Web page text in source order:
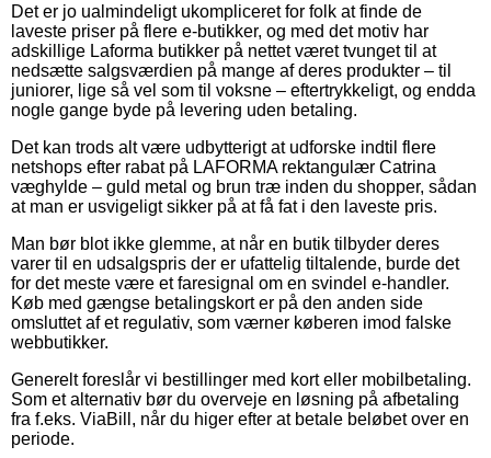
Det er jo ualmindeligt ukompliceret for folk at finde de
laveste priser på flere e-butikker, og med det motiv har
adskillige Laforma butikker på nettet været tvunget til at
nedsætte salgsværdien på mange af deres produkter – til
juniorer, lige så vel som til voksne – eftertrykkeligt, og endda
nogle gange byde på levering uden betaling.
Det kan trods alt være udbytterigt at udforske indtil flere
netshops efter rabat på LAFORMA rektangulær Catrina
væghylde – guld metal og brun træ inden du shopper, sådan
at man er usvigeligt sikker på at få fat i den laveste pris.
Man bør blot ikke glemme, at når en butik tilbyder deres
varer til en udsalgspris der er ufattelig tiltalende, burde det
for det meste være et faresignal om en svindel e-handler.
Køb med gængse betalingskort er på den anden side
omsluttet af et regulativ, som værner køberen imod falske
webbutikker.
Generelt foreslår vi bestillinger med kort eller mobilbetaling.
Som et alternativ bør du overveje en løsning på afbetaling
fra f.eks. ViaBill, når du higer efter at betale beløbet over en
periode.